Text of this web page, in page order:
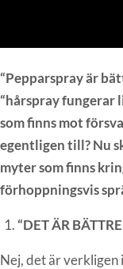
“Pepparspray är
“hårspray fungerar
som finns mot
egentligen till? Nu
myter som finns
förhoppningsvis
“DET ÄR
Nej, det är